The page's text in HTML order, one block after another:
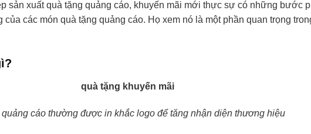
sản xuất quà tặng quảng cáo, khuyến mãi mới thực sự có những bước
các món quà tặng quảng cáo. Họ xem nó là một phần quan trọng
quảng cáo thường được in khắc logo để tăng nhận diện thương hiệu